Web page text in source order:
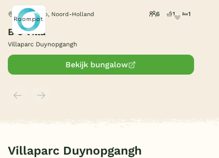
Onze e-boeken
Julianadorp, Noord-Holland 6 1 1
B 6 Villa
Villaparc Duynopgangh
Bekijk bungalow
Villaparc Duynopgangh